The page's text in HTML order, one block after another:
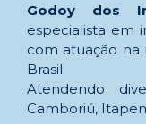
Godoy dos
especialista em
com atuação na
Brasil.
Atendendo
Camboriú,